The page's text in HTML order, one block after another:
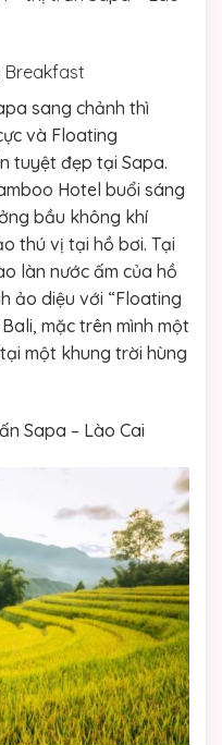
Breakfast
sang chảnh thì
và Floating
tuyệt đẹp tại Sapa.
Hotel buổi sáng
bầu không khí
thú vị tại hồ bơi. Tại
làn nước ấm của hồ
ảo diệu với “Floating
mặc trên mình một
một khung trời hùng
Sapa – Lào Cai